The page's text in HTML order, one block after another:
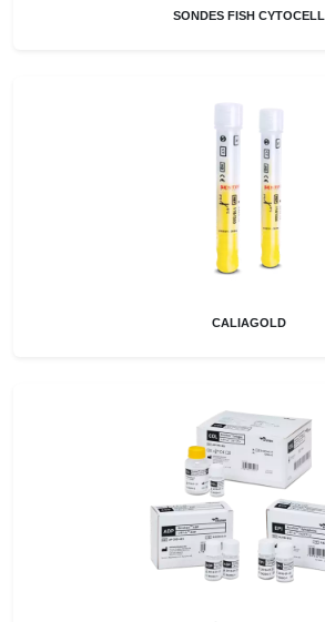
SONDES FISH CYTOCELL
CALIAGOLD